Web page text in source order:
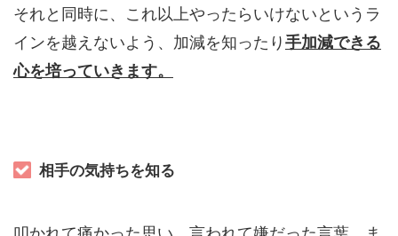
それと同時に、これ以上やったらいけないというラ
インを越えないよう、加減を知ったり 手加減できる
心を培っていきます。
相手の気持ちを知る